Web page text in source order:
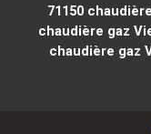
71150chaudière
chaudière gaz
chaudière gaz